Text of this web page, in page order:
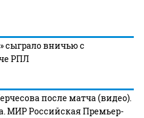
сыграло вничью с
РПЛ
после матча (видео).
МИР Российская Премьер-